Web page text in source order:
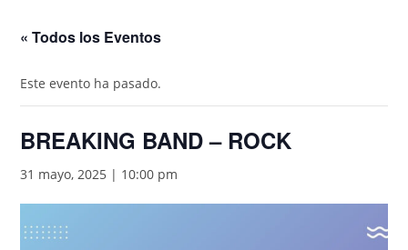
« Todos los Eventos
Este evento ha pasado.
BREAKING BAND – ROCK
31 mayo, 2025 | 10:00 pm